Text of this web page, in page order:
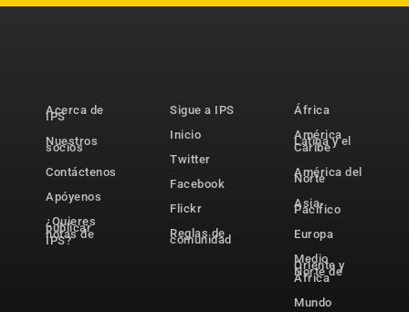
Acerca de
IPS
Nuestros
socios
Contáctenos
Apóyenos
¿Quieres
publicar
notas de
IPS?
Sigue a IPS
Inicio
Twitter
Facebook
Flickr
Reglas de
comunidad
África
América
Latina y el
Caribe
América del
Norte
Asia-
Pacífico
Europa
Medio
Oriente y
Norte de
África
Mundo